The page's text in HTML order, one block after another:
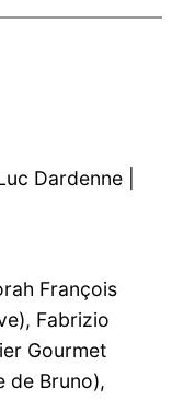
Dardenne |
François
Fabrizio
Gourmet
de Bruno),